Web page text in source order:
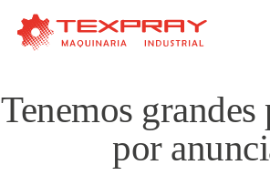
Tenemos
por